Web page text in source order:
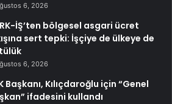
6, 2026
İŞ’ten bölgesel asgari ücret
sert tepki: İşçiye de ülkeye de
6, 2026
Başkanı, Kılıçdaroğlu için “Genel
ifadesini kullandı